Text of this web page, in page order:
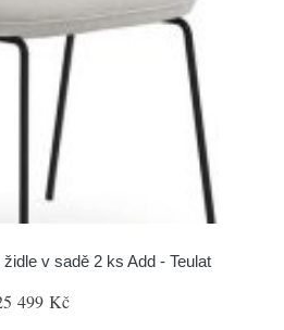
v sadě 2 ks Add - Teulat
499 Kč